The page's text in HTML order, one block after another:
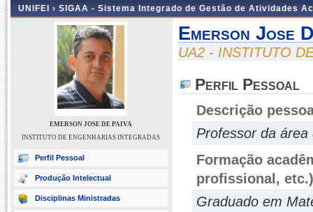
UNIFEI › SIGAA - Sistema Integrado de Gestão de Atividades
EMERSON JOSE DE PAIVA
INSTITUTO DE ENGENHARIAS INTEGRADAS
Perfil Pessoal
Produção Intelectual
Disciplinas Ministradas
Emerson Jose
UA2 - INSTITUTO
Perfil Pessoal
Descrição
Professor da
Formação
profissional, etc.)
Graduado em